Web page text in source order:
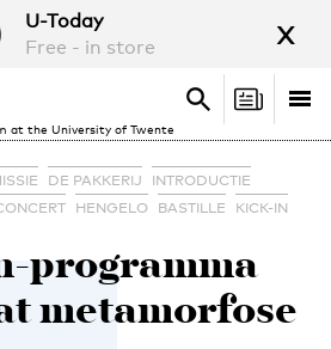
U-Today
Free - in store
x
at the University of Twente
Search
Search
DE PAKKERIJ
INTRODUCTIE
HENGELO BASTILLE KICK-IN
programma
metamorfose